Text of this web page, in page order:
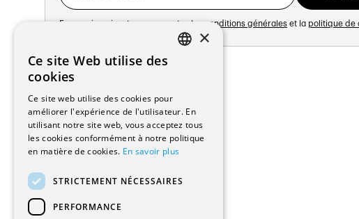
En vous inscrivant vous acceptez les conditions générales et la politique de
Adresse:
Avenue de Longemalle 21
1020 Renens
Suisse
Contact:
Édition: +41 21 635 16 82
Plateforme: +41 21 631 10 50
info@architectes.ch
×
Ce site Web utilise des
cookies
Ce site web utilise des cookies pour
améliorer l'expérience de l'utilisateur. En
utilisant notre site web, vous acceptez tous
les cookies conformément à notre politique
en matière de cookies. En savoir plus
STRICTEMENT NÉCESSAIRES
PERFORMANCE